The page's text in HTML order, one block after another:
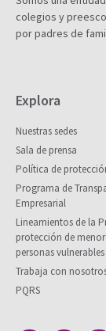
colegios y
por padres de
Explora
Nuestras sedes
Sala de prensa
Política de
Programa de
Empresarial
Lineamientos de la
protección de
personas vulnerables
Trabaja con
PQRS